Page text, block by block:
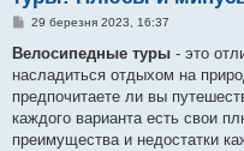
П
в
д
о
л
е
29 березня 2023, 16:37
Велосипедные туры - это
насладиться отдыхом на
предпочитаете ли вы
каждого варианта есть свои
преимущества и недостатки